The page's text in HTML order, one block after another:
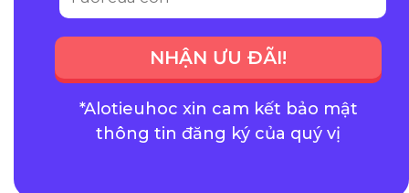
NHẬN ƯU ĐÃI!
*Alotieuhoc xin cam kết bảo mật
thông tin đăng ký của quý vị